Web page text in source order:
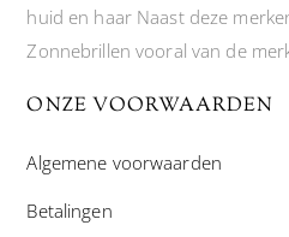
huid en haar Naast deze
Zonnebrillen vooral van de
ONZE VOORWAARDEN
Algemene voorwaarden
Betalingen